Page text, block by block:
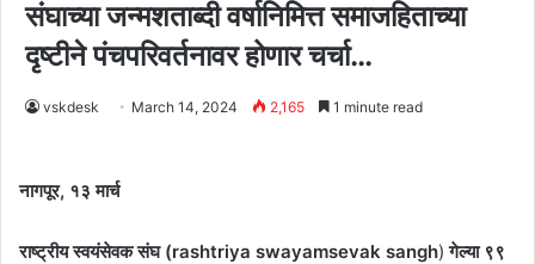
संघाच्या जन्मशताब्दी वर्षानिमित्त समाजहिताच्या
दृष्टीने पंचपरिवर्तनावर होणार चर्चा…
vskdesk March 14, 2024 2,165 1 minute read
नागपूर, १३ मार्च
राष्ट्रीय स्वयंसेवक संघ (rashtriya swayamsevak sangh)गेल्या ९९